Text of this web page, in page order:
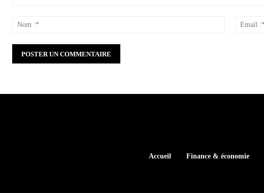
Accueil Finance & économie